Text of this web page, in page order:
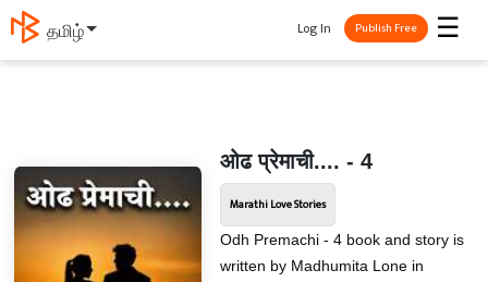
தமிழ் ☰
Log In Publish Free
ओढ प्रेमाची.... - 4
Marathi Love Stories
Odh Premachi - 4 book and story is
written by Madhumita Lone in